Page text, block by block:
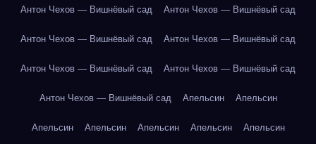
Антон Чехов — Вишнёвый сад Антон Чехов — Вишнёвый сад
Антон Чехов — Вишнёвый сад Антон Чехов — Вишнёвый сад
Антон Чехов — Вишнёвый сад Антон Чехов — Вишнёвый сад
Антон Чехов — Вишнёвый сад Апельсин Апельсин
Апельсин Апельсин Апельсин Апельсин Апельсин